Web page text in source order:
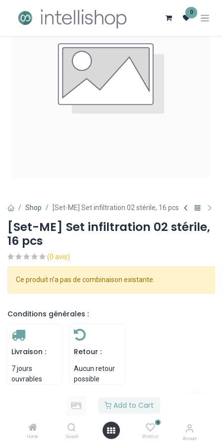
Add to Cart
Home Search
0
Wishlist Account
0
Shop [Set-ME] Set infiltration 02 stérile, 16 pcs
[Set-ME] Set infiltration 02 stérile,
16 pcs
(0 avis)
Ce produit n'a pas de combinaison existante.
Conditions générales :
Livraison :
7 jours
ouvrables
Retour :
Aucun retour
possible